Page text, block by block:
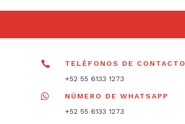

TELÉFONOS DE CONTACTO
+52 55 6133 1273

NÚMERO DE WHATSAPP
+52 55 6133 1273